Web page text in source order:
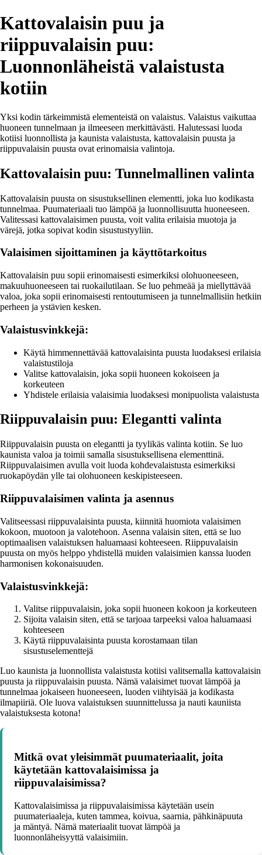
Kattovalaisin puu ja
riippuvalaisin puu:
Luonnonläheistä valaistusta
kotiin
Yksi kodin tärkeimmistä elementeistä on valaistus. Valaistus vaikuttaa
huoneen tunnelmaan ja ilmeeseen merkittävästi. Halutessasi luoda
kotiisi luonnollista ja kaunista valaistusta, kattovalaisin puusta ja
riippuvalaisin puusta ovat erinomaisia valintoja.
Kattovalaisin puu: Tunnelmallinen valinta
Kattovalaisin puusta on sisustuksellinen elementti, joka luo kodikasta
tunnelmaa. Puumateriaali tuo lämpöä ja luonnollisuutta huoneeseen.
Valitessasi kattovalaisimen puusta, voit valita erilaisia muotoja ja
värejä, jotka sopivat kodin sisustustyyliin.
Valaisimen sijoittaminen ja käyttötarkoitus
Kattovalaisin puu sopii erinomaisesti esimerkiksi olohuoneeseen,
makuuhuoneeseen tai ruokailutilaan. Se luo pehmeää ja miellyttävää
valoa, joka sopii erinomaisesti rentoutumiseen ja tunnelmallisiin hetkiin
perheen ja ystävien kesken.
Valaistusvinkkejä:
Käytä himmennettävää kattovalaisinta puusta luodaksesi erilaisia
valaistustiloja
Valitse kattovalaisin, joka sopii huoneen kokoiseen ja
korkeuteen
Yhdistele erilaisia valaisimia luodaksesi monipuolista valaistusta
Riippuvalaisin puu: Elegantti valinta
Riippuvalaisin puusta on elegantti ja tyylikäs valinta kotiin. Se luo
kaunista valoa ja toimii samalla sisustuksellisena elementtinä.
Riippuvalaisimen avulla voit luoda kohdevalaistusta esimerkiksi
ruokapöydän ylle tai olohuoneen keskipisteeseen.
Riippuvalaisimen valinta ja asennus
Valitseessasi riippuvalaisinta puusta, kiinnitä huomiota valaisimen
kokoon, muotoon ja valotehoon. Asenna valaisin siten, että se luo
optimaalisen valaistuksen haluamaasi kohteeseen. Riippuvalaisin
puusta on myös helppo yhdistellä muiden valaisimien kanssa luoden
harmonisen kokonaisuuden.
Valaistusvinkkejä:
Valitse riippuvalaisin, joka sopii huoneen kokoon ja korkeuteen
Sijoita valaisin siten, että se tarjoaa tarpeeksi valoa haluamaasi
kohteeseen
Käytä riippuvalaisinta puusta korostamaan tilan
sisustuselementtejä
Luo kaunista ja luonnollista valaistusta kotiisi valitsemalla kattovalaisin
puusta ja riippuvalaisin puusta. Nämä valaisimet tuovat lämpöä ja
tunnelmaa jokaiseen huoneeseen, luoden viihtyisää ja kodikasta
ilmapiiriä. Ole luova valaistuksen suunnittelussa ja nauti kauniista
valaistuksesta kotona!
Mitkä ovat yleisimmät puumateriaalit, joita
käytetään kattovalaisimissa ja
riippuvalaisimissa?
Kattovalaisimissa ja riippuvalaisimissa käytetään usein
puumateriaaleja, kuten tammea, koivua, saarnia, pähkinäpuuta
ja mäntyä. Nämä materiaalit tuovat lämpöä ja
luonnonläheisyyttä valaisimiin.